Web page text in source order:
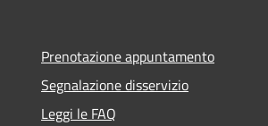
Prenotazione appuntamento
Segnalazione disservizio
Leggi le FAQ